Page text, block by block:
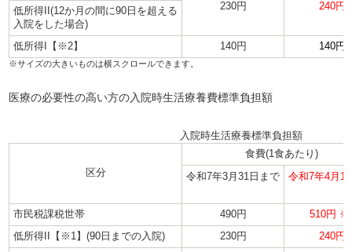
230円
240円
低所得II(12か月の間に90日を超える
入院をした場合)
低所得I【※2】
140円 140円
医療の必要性の高い方の入院時生活療養費標準負担額
入院時生活療養標準負担額
区分
食費(1食あたり)
令和7年3月31日まで 令和7年4月1
市民税課税世帯 490円
510円
低所得II【※1】(90日までの入院)
230円
240円